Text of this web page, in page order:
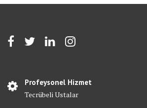
Profeysonel Hizmet
Tecrübeli Ustalar